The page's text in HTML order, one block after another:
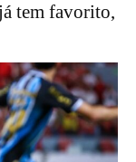
tem favorito,